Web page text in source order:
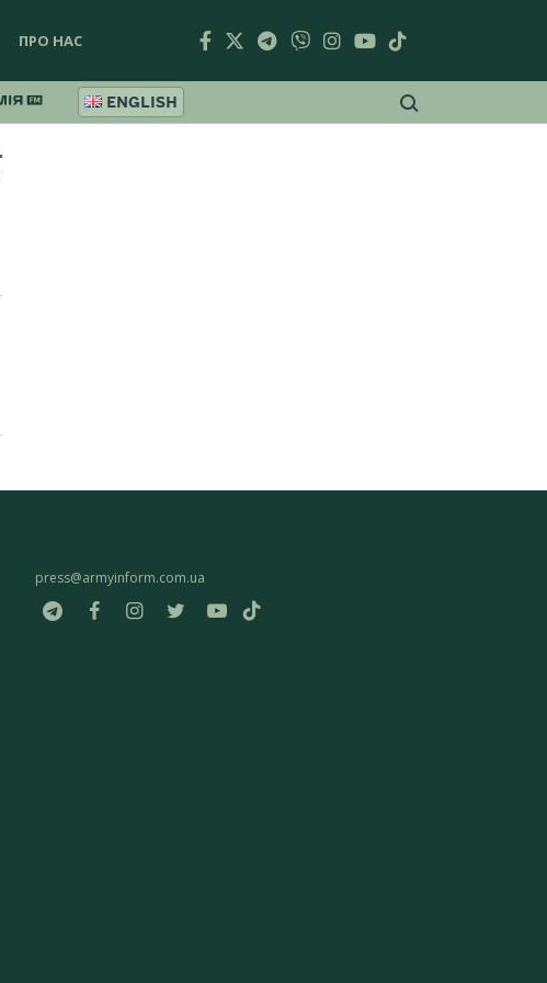
ПРО НАС
ENGLISH
press@armyinform.com.ua